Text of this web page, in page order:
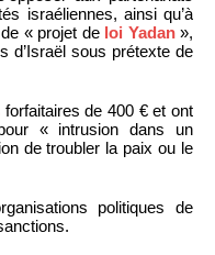
israéliennes, ainsi qu’à
« projet de loi Yadan»,
d’Israël sous prétexte de
forfaitaires de 400 € et ont
« intrusion dans un
de troubler la paix ou le
politiques de